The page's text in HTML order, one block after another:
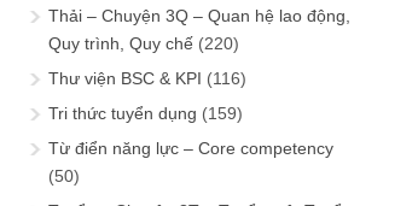
Thải – Chuyện 3Q – Quan hệ lao động,
Quy trình, Quy chế (220)
Thư viện BSC & KPI (116)
Tri thức tuyển dụng (159)
Từ điển năng lực – Core competency
(50)